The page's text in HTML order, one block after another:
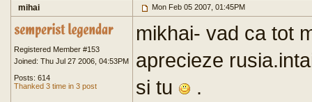
mihai Mon Feb 05 2007, 01:45PM
Registered Member #153
Joined: Thu Jul 27 2006, 04:53PM
Posts: 614
Thanked 3 time in 3 post
mikhai- vad ca tot
aprecieze
si tu
.